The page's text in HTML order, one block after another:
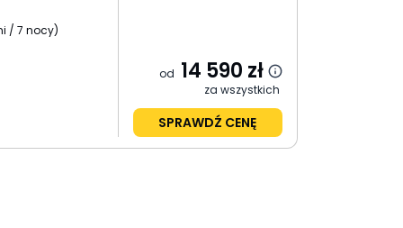
/ 7 nocy)
od 14 590 zł
za wszystkich
SPRAWDŹ CENĘ